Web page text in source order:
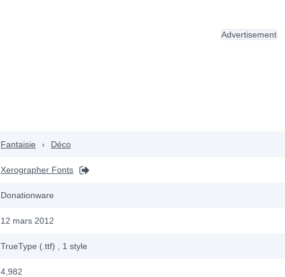
Fantaisie › Déco
Xerographer Fonts
Donationware
12 mars 2012
TrueType (.ttf) , 1 style
4,982
Advertisement